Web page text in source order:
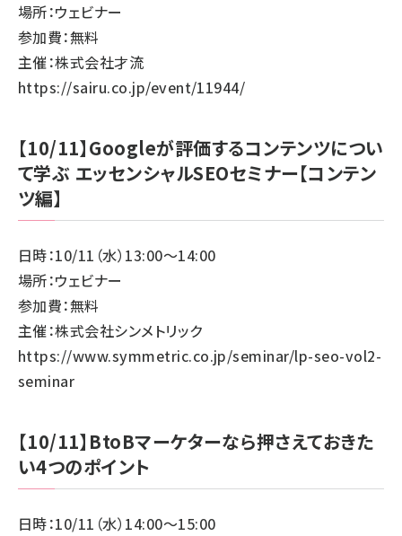
場所：ウェビナー
参加費：無料
主催：株式会社才流
https://sairu.co.jp/event/11944/
【10/11】Googleが評価するコンテンツについ
て学ぶ エッセンシャルSEOセミナー【コンテン
ツ編】
日時：10/11（水）13:00～14:00
場所：ウェビナー
参加費：無料
主催：株式会社シンメトリック
https://www.symmetric.co.jp/seminar/lp-seo-vol2-
seminar
【10/11】BtoBマーケターなら押さえておきた
い4つのポイント
日時：10/11（水）14:00～15:00